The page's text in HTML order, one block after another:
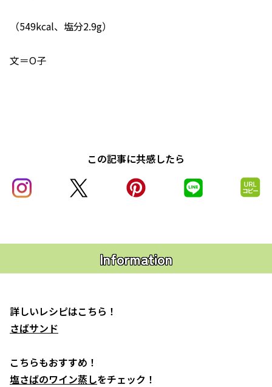
（549kcal、塩分2.9g）
文＝O子
この記事に共感したら
Information
詳しいレシピはこちら！
さばサンド
こちらもおすすめ！
塩さばのワイン蒸しをチェック！